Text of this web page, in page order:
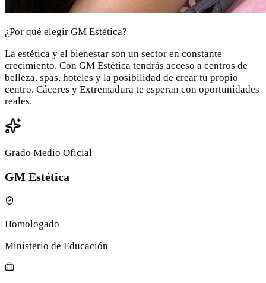
¿Por qué elegir GM Estética?
La estética y el bienestar son un sector en constante
crecimiento. Con GM Estética tendrás acceso a centros de
belleza, spas, hoteles y la posibilidad de crear tu propio
centro. Cáceres y Extremadura te esperan con oportunidades
reales.
Grado Medio Oficial
GM Estética
Homologado
Ministerio de Educación